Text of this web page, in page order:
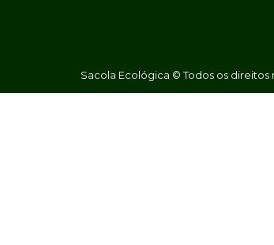
Sacola Ecológica © Todos os direitos